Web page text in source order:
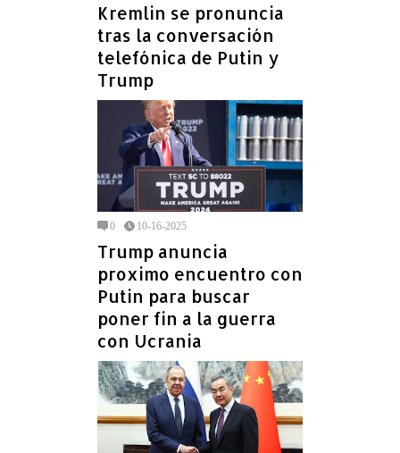
Kremlin se pronuncia
tras la conversación
telefónica de Putin y
Trump
0 10-16-2025
Trump anuncia
proximo encuentro con
Putin para buscar
poner fin a la guerra
con Ucrania